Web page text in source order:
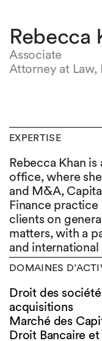
Rebecca
Associate
Attorney at Law,
EXPERTISE
Rebecca Khan
office, where
and M&A,
Finance
clients on
matters, with a
and
DOMAINES
Droit des
acquisitions
Marché des
Droit Bancaire